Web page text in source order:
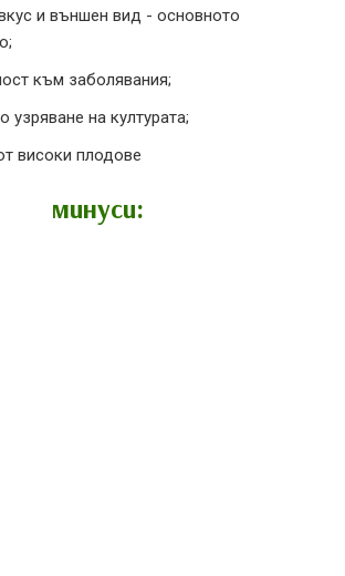
и външен вид - основното
към заболявания;
узряване на културата;
високи плодове
минуси: